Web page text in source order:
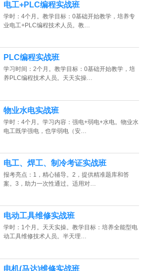
电工+PLC编程实战班
学时：4个月。教学目标：0基础开始教学，培养专
业电工+PLC编程技术人员。教…
PLC编程实战班
学习时间：2个月。教学目标：0基础开始教学，培
养PLC编程技术人员。天天实操…
物业水电实战班
学时：4个月。学习内容：强电+弱电+水电。物业水
电工既学强电，也学弱电（安…
电工、焊工、制冷考证实战班
报考亮点：1，精心辅导。2，提供精准题库和答
案。3，助力一次性通过。适用对…
电动工具维修实战班
学时：1个月。天天实操。教学目标：培养全能型电
动工具维修技术人员。半天理…
电机(马达)维修实战班